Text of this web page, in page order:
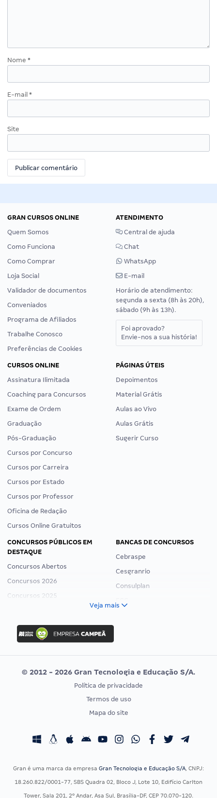
Nome *
E-mail *
Site
GRAN CURSOS ONLINE
Quem Somos
Como Funciona
Como Comprar
Loja Social
Validador de documentos
Conveniados
Programa de Afiliados
Trabalhe Conosco
Preferências de Cookies
ATENDIMENTO
Central de ajuda
Chat
WhatsApp
E-mail
Horário de atendimento:
segunda a sexta (8h às 20h),
sábado (9h às 13h).
Foi aprovado?
Envie-nos a sua história!
CURSOS ONLINE
Assinatura Ilimitada
Coaching para Concursos
Exame de Ordem
Graduação
Pós-Graduação
Cursos por Concurso
Cursos por Carreira
Cursos por Estado
Cursos por Professor
Oficina de Redação
Cursos Online Gratuitos
PÁGINAS ÚTEIS
Depoimentos
Material Grátis
Aulas ao Vivo
Aulas Grátis
Sugerir Curso
CONCURSOS PÚBLICOS EM
DESTAQUE
Concursos Abertos
Concursos 2026
Concursos 2025
Concurso Ibama
Concurso MPU
Editais publicados
BANCAS DE CONCURSOS
Cebraspe
Cesgranrio
Consulplan
Vunesp
CONCURSOS POR PROFISSÃO
Concursos Fiscais
Concursos Saúde
EXAME DE ORDEM
Calendário OAB
Veja mais
© 2012 - 2026 Gran Tecnologia e Educação S/A.
Política de privacidade
Termos de uso
Mapa do site
Gran é uma marca da empresa Gran Tecnologia e Educação S/A, CNPJ:
18.260.822/0001-77, SBS Quadra 02, Bloco J, Lote 10, Edifício Carlton
Tower, Sala 201, 2º Andar, Asa Sul, Brasília-DF, CEP 70.070-120.